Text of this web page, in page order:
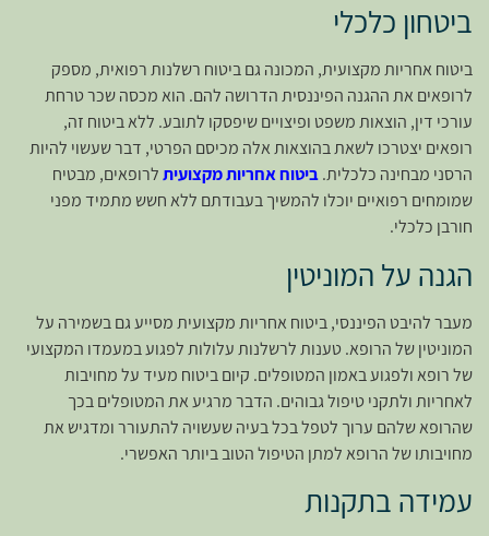
ביטחון כלכלי
ביטוח אחריות מקצועית, המכונה גם ביטוח רשלנות רפואית, מספק
לרופאים את ההגנה הפיננסית הדרושה להם. הוא מכסה שכר טרחת
עורכי דין, הוצאות משפט ופיצויים שיפסקו לתובע. ללא ביטוח זה,
רופאים יצטרכו לשאת בהוצאות אלה מכיסם הפרטי, דבר שעשוי להיות
הרסני מבחינה כלכלית.ביטוח אחריות מקצועיתלרופאים, מבטיח
שמומחים רפואיים יוכלו להמשיך בעבודתם ללא חשש מתמיד מפני
חורבן כלכלי.
הגנה על המוניטין
מעבר להיבט הפיננסי, ביטוח אחריות מקצועית מסייע גם בשמירה על
המוניטין של הרופא. טענות לרשלנות עלולות לפגוע במעמדו המקצועי
של רופא ולפגוע באמון המטופלים. קיום ביטוח מעיד על מחויבות
לאחריות ולתקני טיפול גבוהים. הדבר מרגיע את המטופלים בכך
שהרופא שלהם ערוך לטפל בכל בעיה שעשויה להתעורר ומדגיש את
מחויבותו של הרופא למתן הטיפול הטוב ביותר האפשרי.
עמידה בתקנות